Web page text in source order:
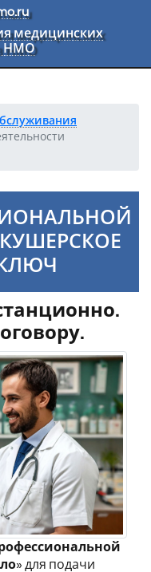
медицинских
НМО
» для подачи